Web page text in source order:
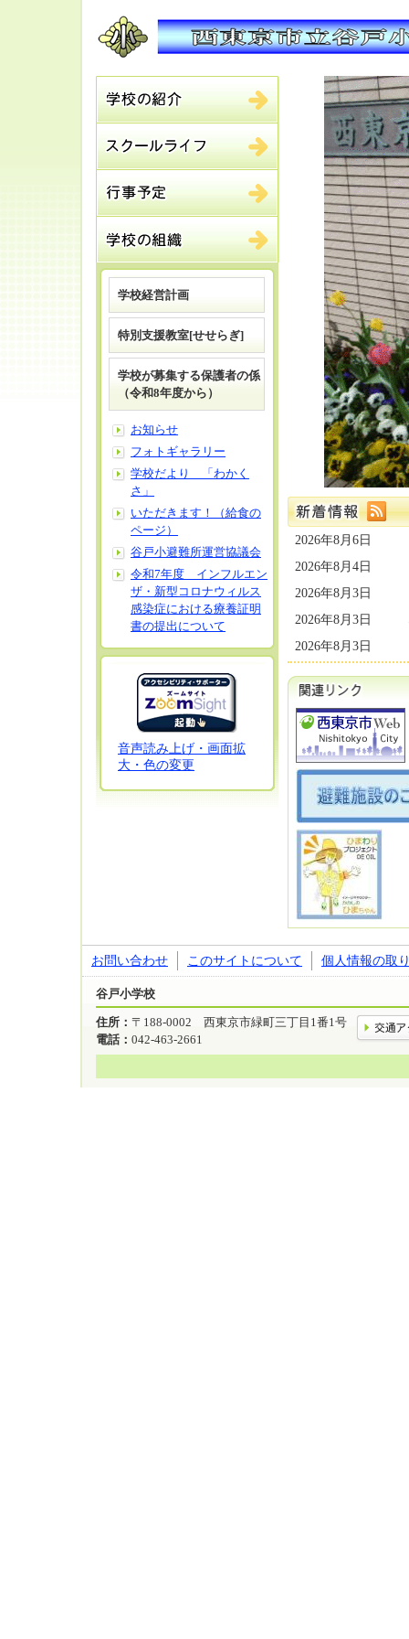
学校経営計画
特別支援教室[せせらぎ]
学校が募集する保護者の係
（令和8年度から）
お知らせ
フォトギャラリー
学校だより 「わかく
さ」
いただきます！（給食の
ページ）
谷戸小避難所運営協議会
令和7年度 インフルエン
ザ・新型コロナウィルス
感染症における療養証明
書の提出について
音声読み上げ・画面拡
大・色の変更
2026年8月6日
2026年8月4日
2026年8月3日
2026年8月3日
2026年8月3日
お問い合わせ このサイトについて 個人情報の取
谷戸小学校
住所： 〒188-0002 西東京市緑町三丁目1番1号
電話： 042-463-2661